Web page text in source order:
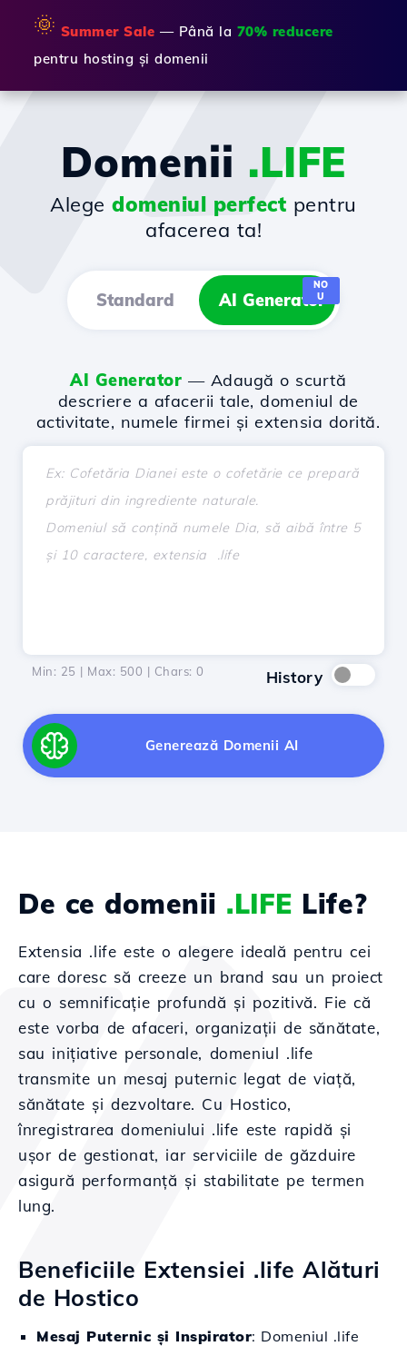
🌞 Summer Sale — Până la 70% reducere
pentru hosting și domenii
Domenii .LIFE
Alegedomeniul perfect pentru
afacerea ta!
Standard AI Generator
NO
U
AI Generator — Adaugă o scurtă
descriere a afacerii tale, domeniul de
activitate, numele firmei și extensia dorită.
Min: 25 | Max: 500 | Chars: 0 History
Generează Domenii AI
De ce domenii .LIFE Life?
Extensia .life este o alegere ideală pentru cei
care doresc să creeze un brand sau un proiect
cu o semnificație profundă și pozitivă. Fie că
este vorba de afaceri, organizații de sănătate,
sau inițiative personale, domeniul .life
transmite un mesaj puternic legat de viață,
sănătate și dezvoltare. Cu Hostico,
înregistrarea domeniului .life este rapidă și
ușor de gestionat, iar serviciile de găzduire
asigură performanță și stabilitate pe termen
lung.
Beneficiile Extensiei .life Alături
de Hostico
Mesaj Puternic și Inspirator: Domeniul .life